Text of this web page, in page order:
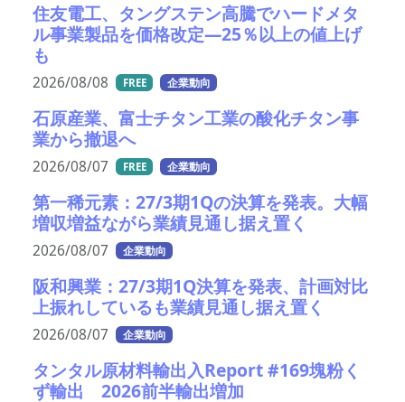
住友電工、タングステン高騰でハードメタ
ル事業製品を価格改定―25％以上の値上げ
も
2026/08/08 FREE 企業動向
石原産業、富士チタン工業の酸化チタン事
業から撤退へ
2026/08/07 FREE 企業動向
第一稀元素：27/3期1Qの決算を発表。大幅
増収増益ながら業績見通し据え置く
2026/08/07 企業動向
阪和興業：27/3期1Q決算を発表、計画対比
上振れしているも業績見通し据え置く
2026/08/07 企業動向
タンタル原材料輸出入Report #169塊粉く
ず輸出 2026前半輸出増加